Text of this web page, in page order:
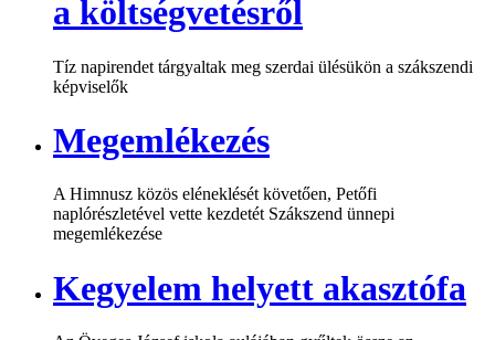
a költségvetésről
Tíz napirendet tárgyaltak meg szerdai ülésükön a szákszendi
képviselők
Megemlékezés
A Himnusz közös eléneklését követően, Petőfi
naplórészletével vette kezdetét Szákszend ünnepi
megemlékezése
Kegyelem helyett akasztófa